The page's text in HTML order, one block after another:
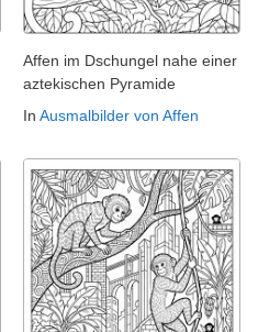
Affen im Dschungel nahe einer
aztekischen Pyramide
In Ausmalbilder von Affen